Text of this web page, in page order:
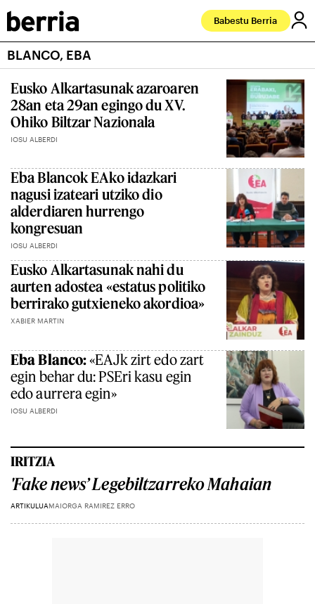
Babestu Berria
BLANCO, EBA
Eusko Alkartasunak azaroaren
28an eta 29an egingo du XV.
Ohiko Biltzar Nazionala
IOSU ALBERDI
Eba Blancok EAko idazkari
nagusi izateari utziko dio
alderdiaren hurrengo
kongresuan
IOSU ALBERDI
Eusko Alkartasunak nahi du
aurten adostea «estatus politiko
berrirako gutxieneko akordioa»
XABIER MARTIN
Eba Blanco:«EAJk zirt edo zart
egin behar du: PSEri kasu egin
edo aurrera egin»
IOSU ALBERDI
IRITZIA
'Fake news’ Legebiltzarreko Mahaian
ARTIKULUAMAIORGA RAMIREZ ERRO